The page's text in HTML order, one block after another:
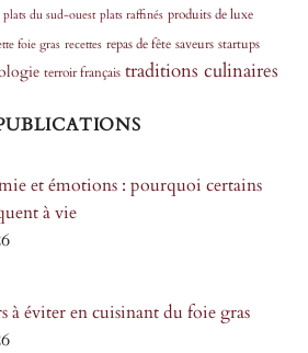
plats du sud-ouest plats raffinés produits de luxe
foie gras recettes repas de fête saveurs startups
terroir français traditions culinaires
et émotions : pourquoi certains
à vie
à éviter en cuisinant du foie gras